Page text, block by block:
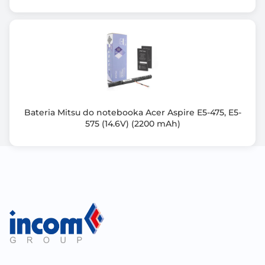
Bateria Mitsu do notebooka Acer Aspire E5-475, E5-
575 (14.6V) (2200 mAh)